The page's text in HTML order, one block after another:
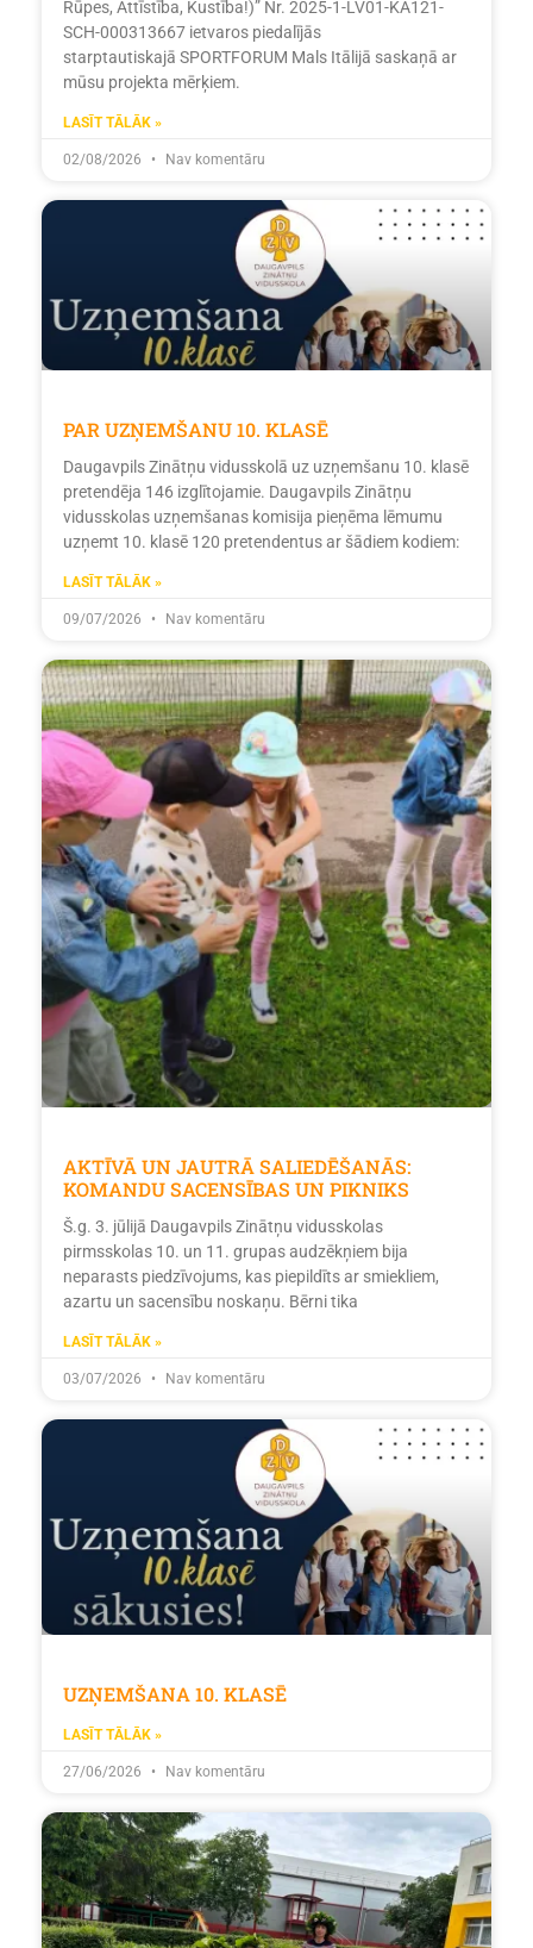
Rūpes, Attīstība, Kustība!)” Nr. 2025-1-LV01-KA121-
SCH-000313667 ietvaros piedalījās
starptautiskajā SPORTFORUM Mals Itālijā saskaņā ar
mūsu projekta mērķiem.
LASĪT TĀLĀK »
02/08/2026 Nav komentāru
PAR UZŅEMŠANU 10. KLASĒ
Daugavpils Zinātņu vidusskolā uz uzņemšanu 10. klasē
pretendēja 146 izglītojamie. Daugavpils Zinātņu
vidusskolas uzņemšanas komisija pieņēma lēmumu
uzņemt 10. klasē 120 pretendentus ar šādiem kodiem:
LASĪT TĀLĀK »
09/07/2026 Nav komentāru
AKTĪVĀ UN JAUTRĀ SALIEDĒŠANĀS:
KOMANDU SACENSĪBAS UN PIKNIKS
Š.g. 3. jūlijā Daugavpils Zinātņu vidusskolas
pirmsskolas 10. un 11. grupas audzēkņiem bija
neparasts piedzīvojums, kas piepildīts ar smiekliem,
azartu un sacensību noskaņu. Bērni tika
LASĪT TĀLĀK »
03/07/2026 Nav komentāru
UZŅEMŠANA 10. KLASĒ
LASĪT TĀLĀK »
27/06/2026 Nav komentāru